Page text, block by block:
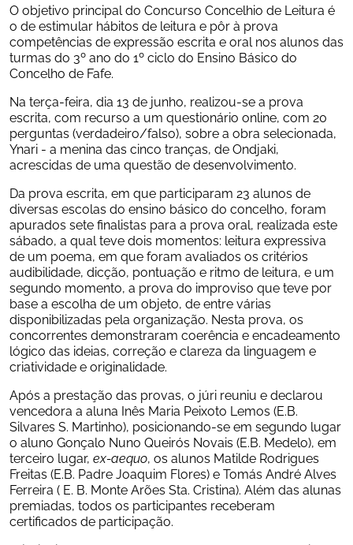
O objetivo principal do Concurso Concelhio de Leitura é
o de estimular hábitos de leitura e pôr à prova
competências de expressão escrita e oral nos alunos das
turmas do 3º ano do 1º ciclo do Ensino Básico do
Concelho de Fafe.
Na terça-feira, dia 13 de junho, realizou-se a prova
escrita, com recurso a um questionário online, com 20
perguntas (verdadeiro/falso), sobre a obra selecionada,
Ynari - a menina das cinco tranças, de Ondjaki,
acrescidas de uma questão de desenvolvimento.
Da prova escrita, em que participaram 23 alunos de
diversas escolas do ensino básico do concelho, foram
apurados sete finalistas para a prova oral, realizada este
sábado, a qual teve dois momentos: leitura expressiva
de um poema, em que foram avaliados os critérios
audibilidade, dicção, pontuação e ritmo de leitura, e um
segundo momento, a prova do improviso que teve por
base a escolha de um objeto, de entre várias
disponibilizadas pela organização. Nesta prova, os
concorrentes demonstraram coerência e encadeamento
lógico das ideias, correção e clareza da linguagem e
criatividade e originalidade.
Após a prestação das provas, o júri reuniu e declarou
vencedora a aluna Inês Maria Peixoto Lemos (E.B.
Silvares S. Martinho), posicionando-se em segundo lugar
o aluno Gonçalo Nuno Queirós Novais (E.B. Medelo), em
terceiro lugar, ex-aequo, os alunos Matilde Rodrigues
Freitas (E.B. Padre Joaquim Flores) e Tomás André Alves
Ferreira ( E. B. Monte Arões Sta. Cristina). Além das alunas
premiadas, todos os participantes receberam
certificados de participação.